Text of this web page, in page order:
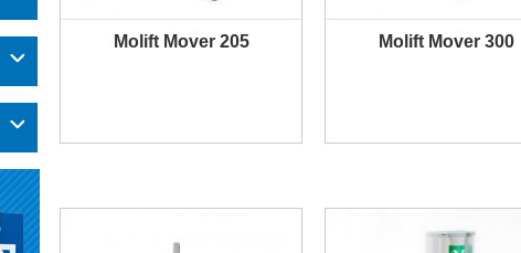
Molift Mover 205 Molift Mover 300
PLUS D'INFORMATION PLUS D'INFORMATION